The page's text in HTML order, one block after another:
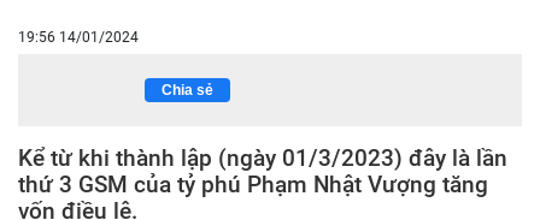
19:56 14/01/2024
Chia sẻ
Kể từ khi thành lập (ngày 01/3/2023) đây là lần
thứ 3 GSM của tỷ phú Phạm Nhật Vượng tăng
vốn điều lệ.